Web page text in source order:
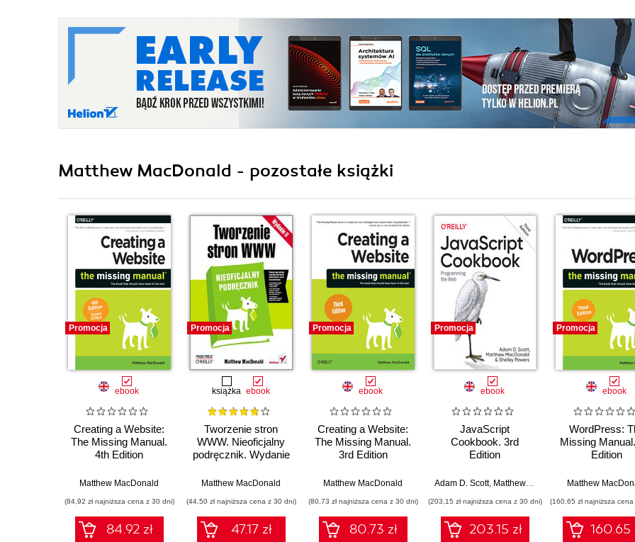
Matthew MacDonald - pozostałe książki
Promocja
ebook
Creating a Website:
The Missing Manual.
4th Edition
Matthew MacDonald
(84,92 zł najniższa cena z 30 dni)
84.92 zł
Promocja
książka ebook
Tworzenie stron
WWW. Nieoficjalny
podręcznik. Wydanie
Matthew MacDonald
(44,50 zł najniższa cena z 30 dni)
47.17 zł
Promocja
ebook
Creating a Website:
The Missing Manual.
3rd Edition
Matthew MacDonald
(80,73 zł najniższa cena z 30 dni)
80.73 zł
Promocja
ebook
JavaScript
Cookbook. 3rd
Edition
Adam D. Scott, Matthew MacDonald ,Shelley
(203,15 zł najniższa cena z 30 dni)
203.15 zł
Promocja
ebook
WordPress:
Missing
Edition
Matthew
(160,65 zł najniższa
160.65